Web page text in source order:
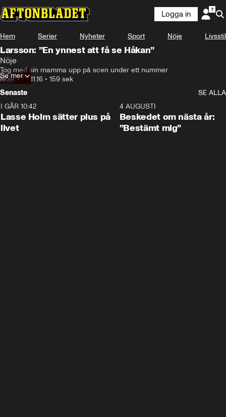
Logga in
Hem Serier Nyheter Sport Nöje Livsstil
Larsson: ”En ynnest att få se Håkan”
Nöje
Tog med sin mamma upp på scen under ett nummer
Nöje•26.11.16 • 159 sek
Se mer
Senaste
SE ALLA
I GÅR 10:42
Lasse Holm sätter plus på
livet
4 AUGUSTI
Beskedet om nästa år:
”Bestämt mig”